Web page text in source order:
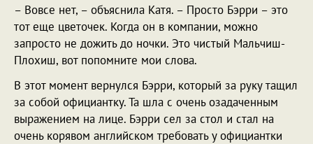
– Вовсе нет, – объяснила Катя. – Просто Бэрри – это
тот еще цветочек. Когда он в компании, можно
запросто не дожить до ночки. Это чистый Мальчиш-
Плохиш, вот попомните мои слова.
В этот момент вернулся Бэрри, который за руку тащил
за собой официантку. Та шла с очень озадаченным
выражением на лице. Бэрри сел за стол и стал на
очень корявом английском требовать у официантки